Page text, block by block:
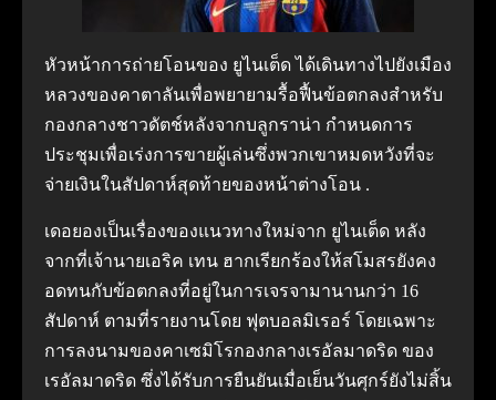
หัวหน้าการถ่ายโอนของ ยูไนเต็ด ได้เดินทางไปยังเมือง
หลวงของคาตาลันเพื่อพยายามรื้อฟื้นข้อตกลงสำหรับ
กองกลางชาวดัตช์หลังจากบลูกราน่า กำหนดการ
ประชุมเพื่อเร่งการขายผู้เล่นซึ่งพวกเขาหมดหวังที่จะ
จ่ายเงินในสัปดาห์สุดท้ายของหน้าต่างโอน .
เดอยองเป็นเรื่องของแนวทางใหม่จาก ยูไนเต็ด หลัง
จากที่เจ้านายเอริค เทน ฮากเรียกร้องให้สโมสรยังคง
อดทนกับข้อตกลงที่อยู่ในการเจรจามานานกว่า 16
สัปดาห์ ตามที่รายงานโดย ฟุตบอลมิเรอร์ โดยเฉพาะ
การลงนามของคาเซมิโรกองกลางเรอัลมาดริด ของ
เรอัลมาดริด ซึ่งได้รับการยืนยันเมื่อเย็นวันศุกร์ยังไม่สิ้น